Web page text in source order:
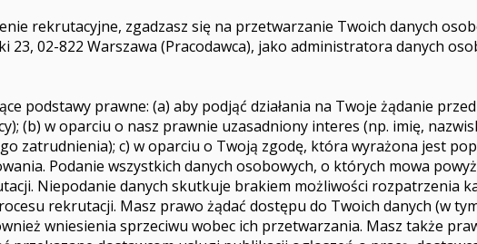
rekrutacyjne, zgadzasz się na przetwarzanie Twoich danych
23, 02-822 Warszawa (Pracodawca), jako administratora danych
podstawy prawne: (a) aby podjąć działania na Twoje żądanie
(b) w oparciu o nasz prawnie uzasadniony interes (np. imię,
zatrudnienia); c) w oparciu o Twoją zgodę, która wyrażona jest
Podanie wszystkich danych osobowych, o których mowa
Niepodanie danych skutkuje brakiem możliwości rozpatrzenia
rekrutacji. Masz prawo żądać dostępu do Twoich danych (w
wniesienia sprzeciwu wobec ich przetwarzania. Masz także